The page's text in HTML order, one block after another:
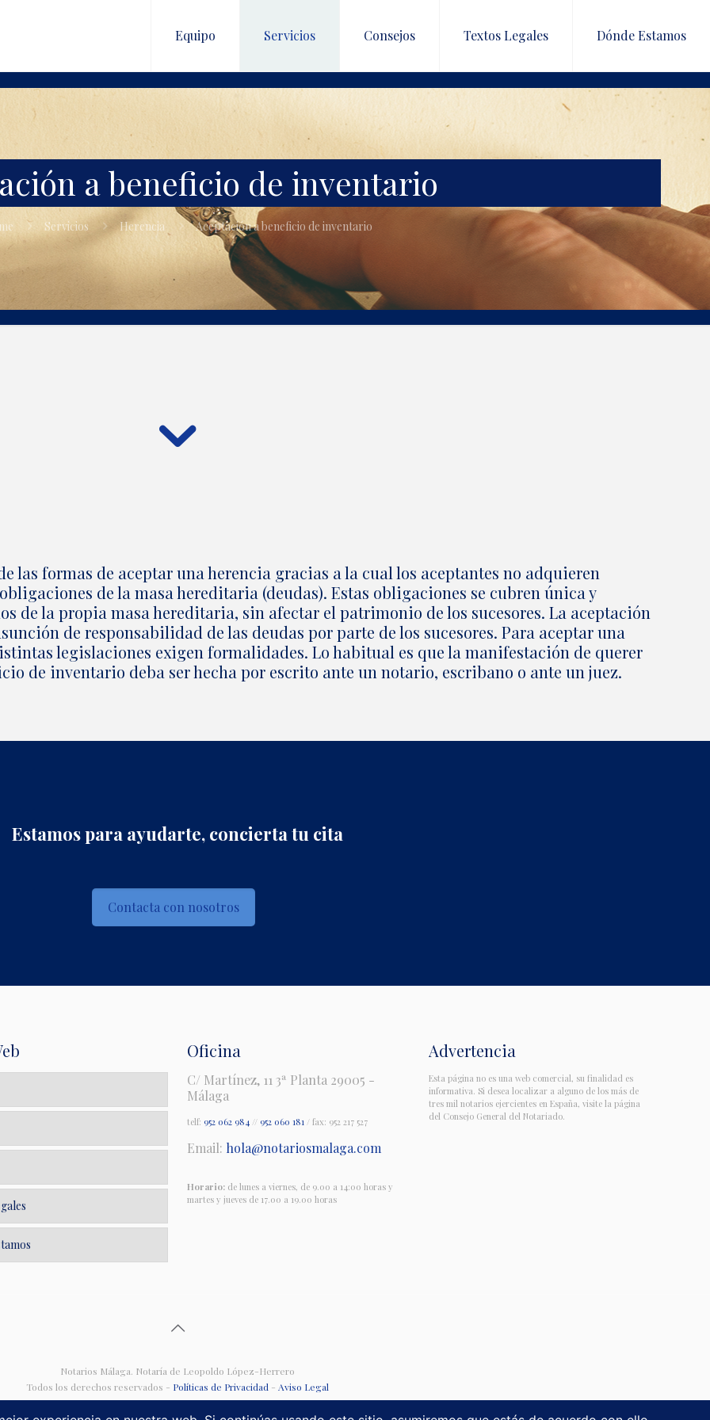
Equipo Servicios Consejos Textos Legales Dónde Estamos
a beneficio de inventario
Servicios Herencia Aceptación a beneficio de inventario
las formas de aceptar una herencia gracias a la cual los aceptantes no adquieren
de la masa hereditaria (deudas). Estas obligaciones se cubren única y
de la propia masa hereditaria, sin afectar el patrimonio de los sucesores. La aceptación
de responsabilidad de las deudas por parte de los sucesores. Para aceptar una
legislaciones exigen formalidades. Lo habitual es que la manifestación de querer
de inventario deba ser hecha por escrito ante un notario, escribano o ante un juez.
Estamos para ayudarte, concierta tu cita
Contacta con nosotros
Oficina
C/ Martínez, 11 3ª Planta 29005 -
Málaga
telf: 952 062 984 // 952 060 181 / fax: 952 217 527
Email: hola@notariosmalaga.com
Horario: de lunes a viernes, de 9.00 a 14:00 horas y
martes y jueves de 17.00 a 19.00 horas
Advertencia
Esta página no es una web comercial, su finalidad es
informativa. Si desea localizar a alguno de los más de
tres mil notarios ejercientes en España, visite la página
del Consejo General del Notariado.
Notarios Málaga. Notaría de Leopoldo López-Herrero
Todos los derechos reservados - Políticas de Privacidad - Aviso Legal